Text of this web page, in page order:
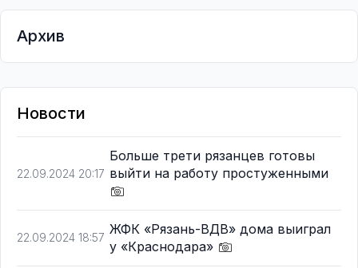
Архив
Новости
22.09.2024 20:17
Больше трети рязанцев готовы
выйти на работу простуженными
22.09.2024 18:57
ЖФК «Рязань-ВДВ» дома выиграл
у «Краснодара»